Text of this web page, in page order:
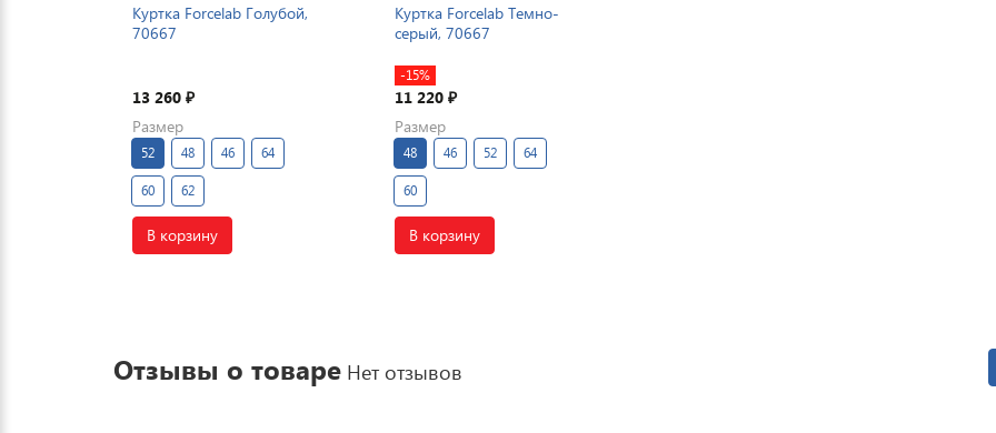
Куртка Forcelab Голубой,
70667
13 260 ₽
Размер
52 48 46 64
60 62
В корзину
Куртка Forcelab Темно-
серый, 70667
-15%
11 220₽
Размер
48 46 52 64
60
В корзину
Отзывы о товаре Нет отзывов